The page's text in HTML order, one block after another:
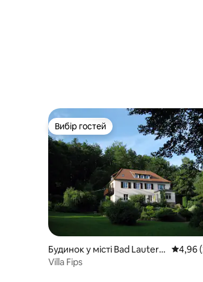
Вибір гостей
Вибір гостей
Будинок у місті Bad Lauterb
erg
4,96
Villa Fips